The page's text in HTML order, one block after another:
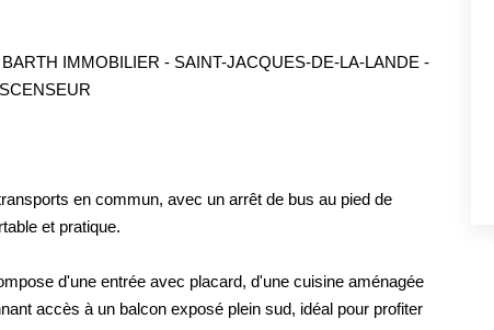
IMMOBILIER - SAINT-JACQUES-DE-LA-LANDE -
en commun, avec un arrêt de bus au pied de
et pratique.
d'une entrée avec placard, d'une cuisine aménagée
accès à un balcon exposé plein sud, idéal pour profiter